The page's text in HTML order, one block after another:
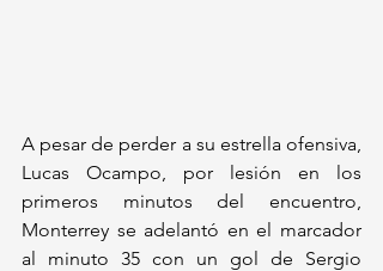
A pesar de perder a su estrella ofensiva,
Lucas Ocampo, por lesión en los
primeros minutos del encuentro,
Monterrey se adelantó en el marcador
al minuto 35 con un gol de Sergio